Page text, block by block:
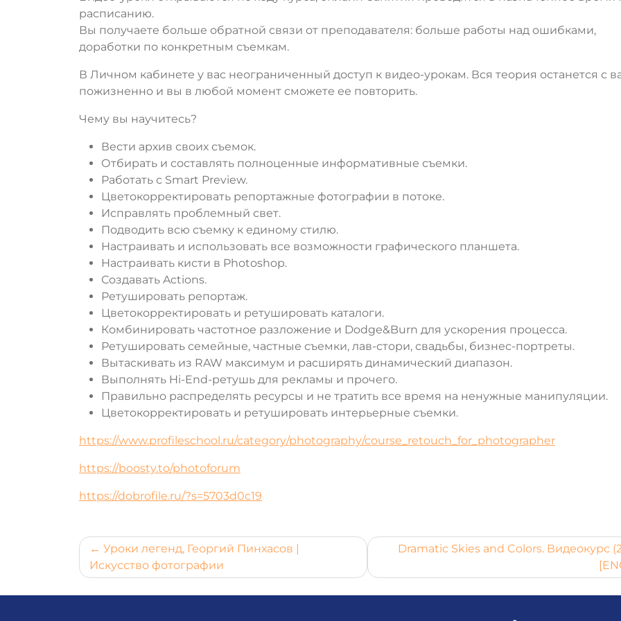
расписанию.
Вы получаете больше обратной связи от преподавателя: больше работы над ошибками,
доработки по конкретным съемкам.
В Личном кабинете у вас неограниченный доступ к видео-урокам. Вся теория останется с
пожизненно и вы в любой момент сможете ее повторить.
Чему вы научитесь?
Вести архив своих съемок.
Отбирать и составлять полноценные информативные съемки.
Работать с Smart Preview.
Цветокорректировать репортажные фотографии в потоке.
Исправлять проблемный свет.
Подводить всю съемку к единому стилю.
Настраивать и использовать все возможности графического планшета.
Настраивать кисти в Photoshop.
Создавать Actions.
Ретушировать репортаж.
Цветокорректировать и ретушировать каталоги.
Комбинировать частотное разложение и Dodge&Burn для ускорения процесса.
Ретушировать семейные, частные съемки, лав-стори, свадьбы, бизнес-портреты.
Вытаскивать из RAW максимум и расширять динамический диапазон.
Выполнять Hi-End-ретушь для рекламы и прочего.
Правильно распределять ресурсы и не тратить все время на ненужные манипуляции.
Цветокорректировать и ретушировать интерьерные съемки.
https://www.profileschool.ru/category/photography/course_retouch_for_photographer
https://boosty.to/photoforum
https://dobrofile.ru/?s=5703d0c19
Навигация
по
записям
Уроки легенд, Георгий Пинхасов |
Искусство фотографии
Dramatic Skies and Colors. Видеокурс